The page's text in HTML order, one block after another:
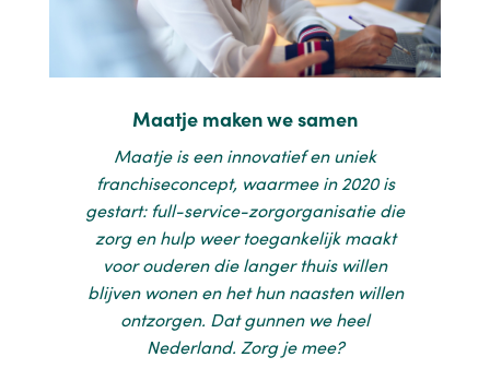
Maatje maken we samen
Maatje is een innovatief en uniek
franchiseconcept, waarmee in 2020 is
gestart: full-service-zorgorganisatie die
zorg en hulp weer toegankelijk maakt
voor ouderen die langer thuis willen
blijven wonen en het hun naasten willen
ontzorgen. Dat gunnen we heel
Nederland. Zorg je mee?